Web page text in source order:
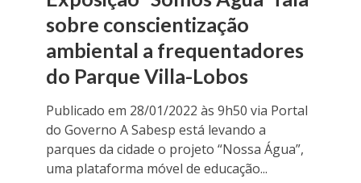
sobre conscientização
ambiental a frequentadores
do Parque Villa-Lobos
Publicado em 28/01/2022 às 9h50 via Portal
do Governo A Sabesp está levando a
parques da cidade o projeto “Nossa Água”,
uma plataforma móvel de educação...